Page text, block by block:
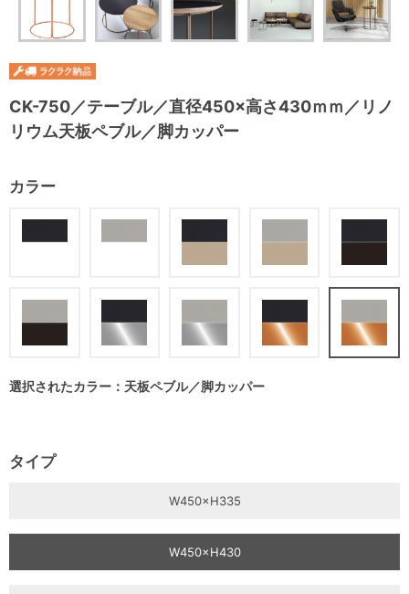
CK-750／テーブル／直径450×高さ430ｍｍ／リノ
リウム天板ペブル／脚カッパー
カラー
選択されたカラー：天板ペブル／脚カッパー
タイプ
W450×H335
W450×H430